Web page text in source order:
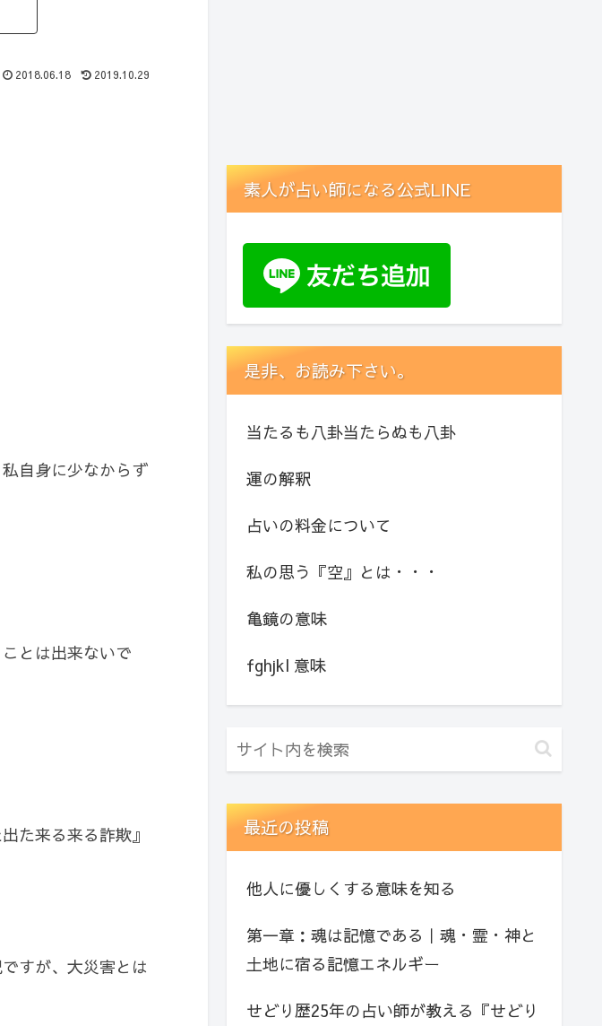
2018.06.18 2019.10.29
自身に少なからず
とは出来ないで
た来る来る詐欺』
すが、大災害とは
素人が占い師になる公式LINE
是非、お読み下さい。
当たるも八卦当たらぬも八卦
運の解釈
占いの料金について
私の思う『空』とは・・・
亀鏡の意味
fghjkl 意味
最近の投稿
他人に優しくする意味を知る
第一章：魂は記憶である｜魂・霊・神と
土地に宿る記憶エネルギー
せどり歴25年の占い師が教える『せどり